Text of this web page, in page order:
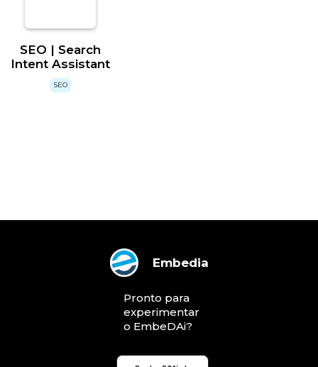
SEO | Search
Intent Assistant
SEO
Embedia
Pronto para
experimentar
o EmbeDAi?